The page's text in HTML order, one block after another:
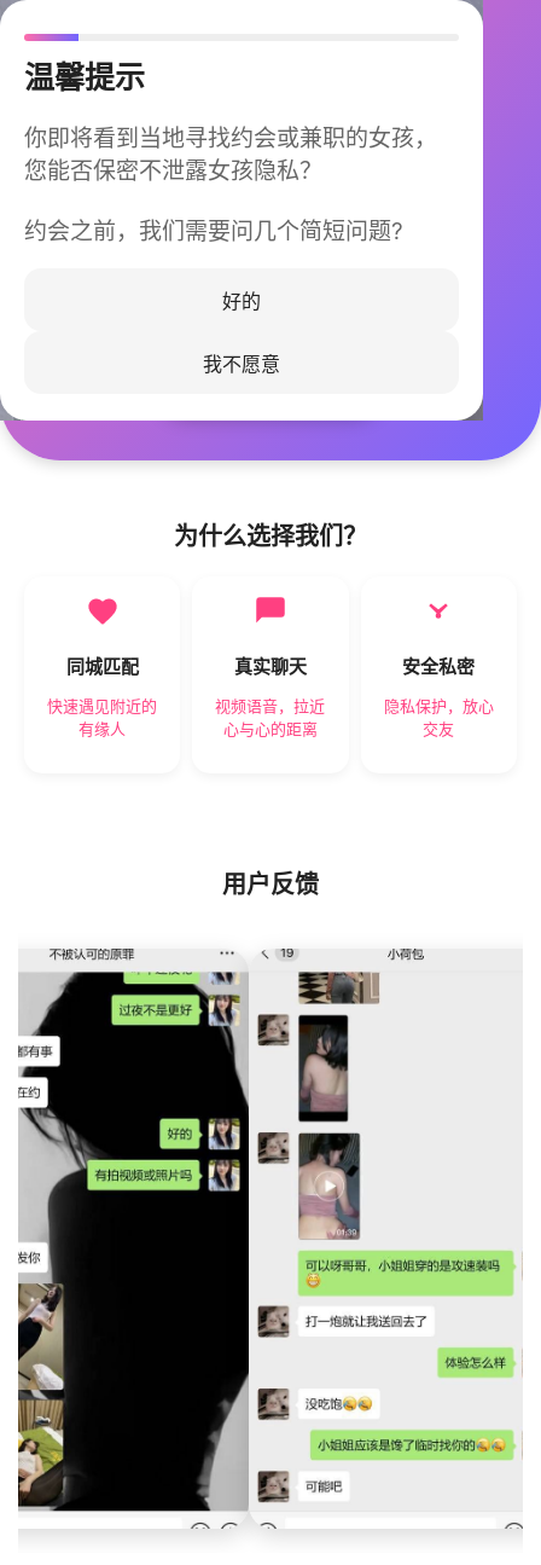
温馨提示
你即将看到当地寻找约会或兼职的女孩，
您能否保密不泄露女孩隐私？
约会之前，我们需要问几个简短问题?
好的
我不愿意
今晚不再孤单
同城快速匹配，马上认识身边的TA
立即下载
为什么选择我们？
同城匹配
快速遇见附近的
有缘人
真实聊天
视频语音，拉近
心与心的距离
安全私密
隐私保护，放心
交友
用户反馈